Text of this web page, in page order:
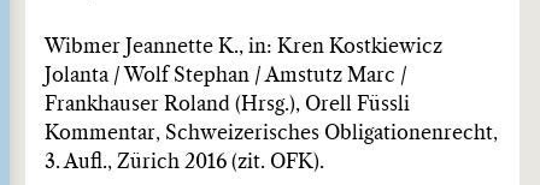
Wibmer Jeannette K., in: Kren Kostkiewicz
Jolanta / Wolf Stephan / Amstutz Marc /
Frankhauser Roland (Hrsg.), Orell Füssli
Kommentar, Schweizerisches Obligationenrecht,
3. Aufl., Zürich 2016 (zit. OFK).